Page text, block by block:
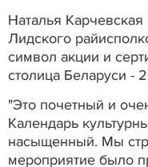
Наталья
Лидского
символ акции и
столица Беларуси -
"Это почетный и
Календарь
насыщенный. Мы
мероприятие было